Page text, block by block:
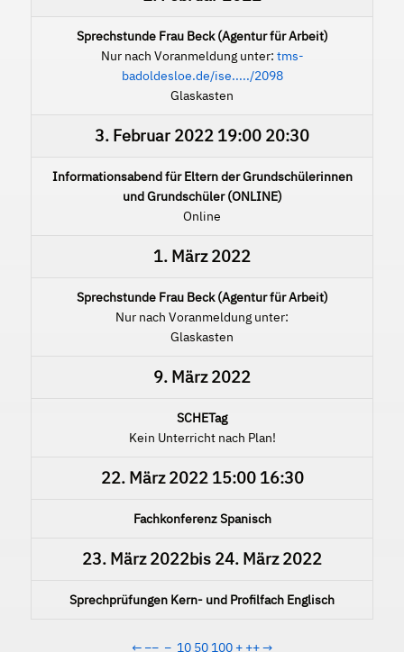
Sprechstunde Frau Beck (Agentur für Arbeit)
Nur nach Voranmeldung unter: tms-
badoldesloe.de/ise...../2098
Glaskasten
3. Februar 2022 19:00 20:30
Informationsabend für Eltern der Grundschülerinnen
und Grundschüler (ONLINE)
Online
1. März 2022
Sprechstunde Frau Beck (Agentur für Arbeit)
Nur nach Voranmeldung unter:
Glaskasten
9. März 2022
SCHETag
Kein Unterricht nach Plan!
22. März 202215:00 16:30
Fachkonferenz Spanisch
23. März 2022bis 24. März 2022
Sprechprüfungen Kern- und Profilfach Englisch
← −− − 10 50 100 + ++→